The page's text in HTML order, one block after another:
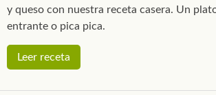
y queso con nuestra receta casera. Un
entrante o pica pica.
Leer receta